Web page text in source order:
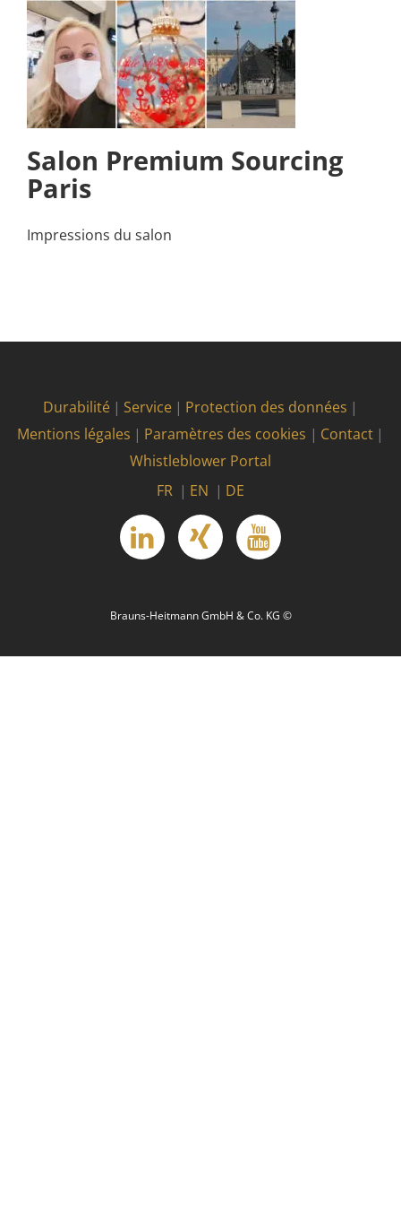
Salon Premium Sourcing
Paris
Impressions du salon
Durabilité Service
Protection des données
Mentions légales
Paramètres des cookies
Contact
Whistleblower Portal
FR
EN DE
linkedin Xing
Brauns-Heitmann GmbH & Co. KG ©